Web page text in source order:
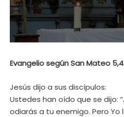
Evangelio según San Mateo
Jesús dijo a sus discípulos:
Ustedes han oído que se dijo:
odiarás a tu enemigo. Pero Yo